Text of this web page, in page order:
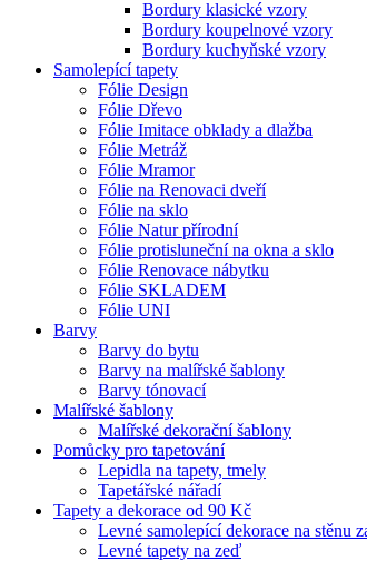
Bordury klasické vzory
Bordury koupelnové vzory
Bordury kuchyňské vzory
Samolepící tapety
Fólie Design
Fólie Dřevo
Fólie Imitace obklady a dlažba
Fólie Metráž
Fólie Mramor
Fólie na Renovaci dveří
Fólie na sklo
Fólie Natur přírodní
Fólie protisluneční na okna a sklo
Fólie Renovace nábytku
Fólie SKLADEM
Fólie UNI
Barvy
Barvy do bytu
Barvy na malířské šablony
Barvy tónovací
Malířské šablony
Malířské dekorační šablony
Pomůcky pro tapetování
Lepidla na tapety, tmely
Tapetářské nářadí
Tapety a dekorace od 90 Kč
Levné samolepící dekorace na stěnu
Levné tapety na zeď